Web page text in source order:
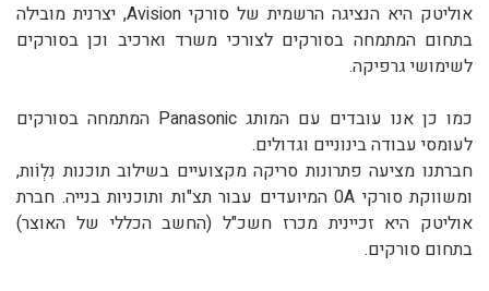
אוליטק היא הנציגה הרשמית של סורקי Avision, יצרנית מובילה
בתחום המתמחה בסורקים לצורכי משרד וארכיב וכן בסורקים
לשימושי גרפיקה.
כמו כן אנו עובדים עם המותג Panasonic המתמחה בסורקים
לעומסי עבודה בינוניים וגדולים.
חברתנו מציעה פתרונות סריקה מקצועיים בשילוב תוכנות נִלְוֹות,
ומשווקת סורקי 0A המיועדים עבור תצ"ות ותוכניות בנייה. חברת
אוליטק היא זכיינית מכרז חשכ"ל (החשב הכללי של האוצר)
בתחום סורקים.